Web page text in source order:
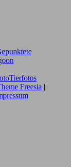
Tierfotos
Freesia |